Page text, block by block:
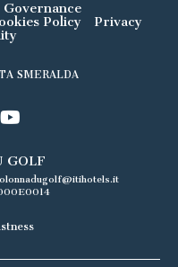
Governance
Policy
Privacy
SMERALDA
GOLF